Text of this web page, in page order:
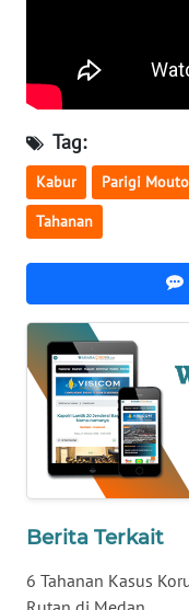
Tag:
Kabur Parigi
Tahanan
Berita Terkait
6 Tahanan Kasus
RIAU
WN
SERAMBI
WN
JAMBI
WN
SULTRA
WN
NTB
WN
SULTENG
SULBAR